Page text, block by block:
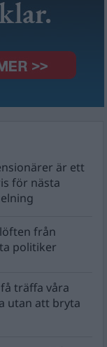
är ett
för nästa
från
politiker
få träffa våra
utan att bryta